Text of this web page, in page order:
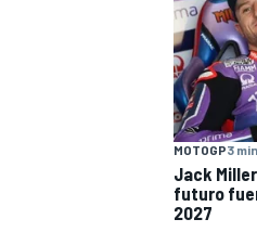
MOTOGP3 min
Jack
futuro
2027